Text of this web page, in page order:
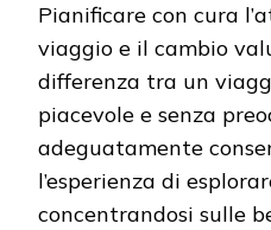
Pianificare con cura
viaggio e il cambio
differenza tra un
piacevole e senza
adeguatamente
l’esperienza di
concentrandosi sulle